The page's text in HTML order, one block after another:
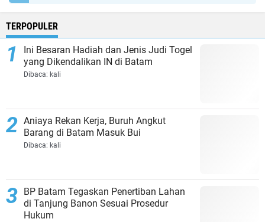
TERPOPULER
Ini Besaran Hadiah dan Jenis Judi Togel
yang Dikendalikan IN di Batam
Dibaca: kali
Aniaya Rekan Kerja, Buruh Angkut
Barang di Batam Masuk Bui
Dibaca: kali
BP Batam Tegaskan Penertiban Lahan
di Tanjung Banon Sesuai Prosedur
Hukum